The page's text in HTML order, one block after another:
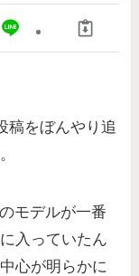
稿をぼんやり追
モデルが一番
入っていたん
心が明らかに